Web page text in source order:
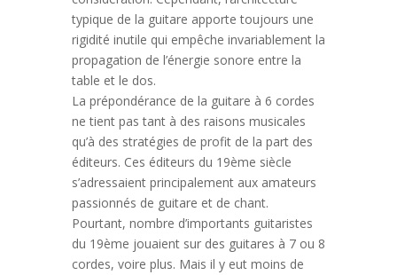
typique de la guitare apporte toujours une
rigidité inutile qui empêche invariablement la
propagation de l’énergie sonore entre la
table et le dos.
La prépondérance de la guitare à 6 cordes
ne tient pas tant à des raisons musicales
qu’à des stratégies de profit de la part des
éditeurs. Ces éditeurs du 19ème siècle
s’adressaient principalement aux amateurs
passionnés de guitare et de chant.
Pourtant, nombre d’importants guitaristes
du 19ème jouaient sur des guitares à 7 ou 8
cordes, voire plus. Mais il y eut moins de